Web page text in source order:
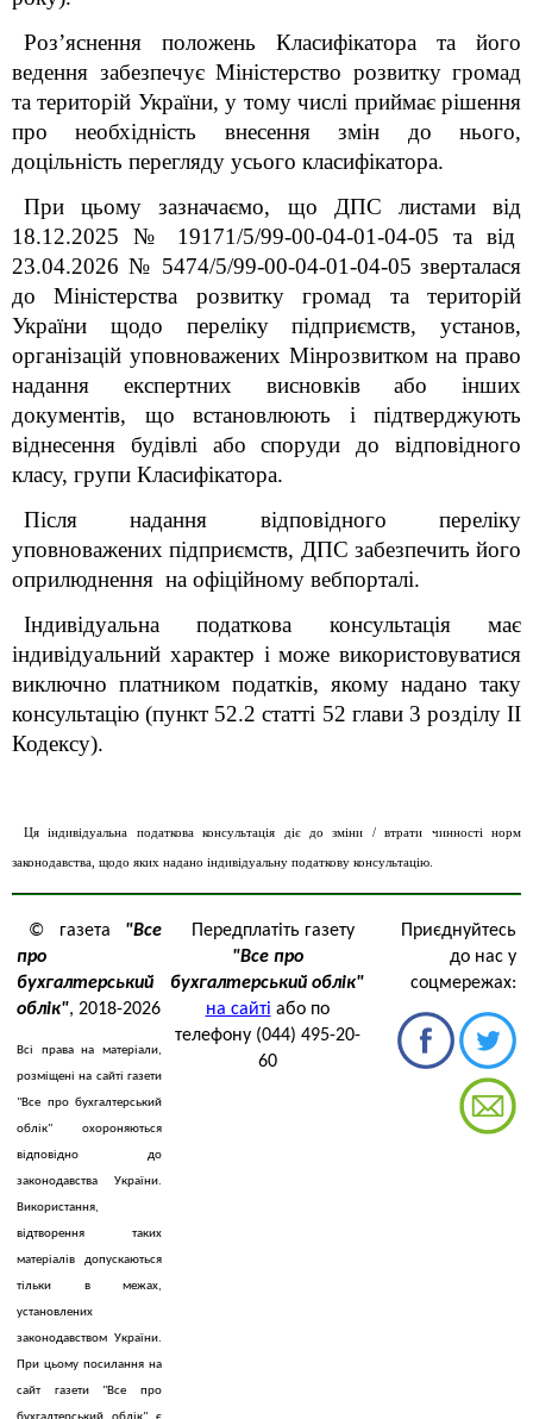
Роз’яснення положень Класифікатора та його
ведення забезпечує Міністерство розвитку громад
та територій України, у тому числі приймає рішення
про необхідність внесення змін до нього,
доцільність перегляду усього класифікатора.
При цьому зазначаємо, що ДПС листами від
18.12.2025 № 19171/5/99-00-04-01-04-05 та від
23.04.2026 № 5474/5/99-00-04-01-04-05 зверталася
до Міністерства розвитку громад та територій
України щодо переліку підприємств, установ,
організацій уповноважених Мінрозвитком на право
надання експертних висновків або інших
документів, що встановлюють і підтверджують
віднесення будівлі або споруди до відповідного
класу, групи Класифікатора.
Після надання відповідного переліку
уповноважених підприємств, ДПС забезпечить його
оприлюднення на офіційному вебпорталі.
Індивідуальна податкова консультація має
індивідуальний характер і може використовуватися
виключно платником податків, якому надано таку
консультацію (пункт 52.2 статті 52 глави 3 розділу II
Кодексу).
Ця індивідуальна податкова консультація діє до зміни / втрати чинності норм
законодавства, щодо яких надано індивідуальну податкову консультацію.
© газета "Все
про
бухгалтерський
облік", 2018-2026
Всі права на матеріали,
розміщені на сайті газети
"Все про бухгалтерський
облік" охороняються
відповідно до
законодавства України.
Використання,
відтворення таких
матеріалів допускаються
тільки в межах,
установлених
законодавством України.
При цьому посилання на
сайт газети "Все про
Передплатіть газету
"Все про
бухгалтерський облік"
на сайті або по
телефону (044) 495-20-
60
Приєднуйтесь
до нас у
соцмережах: